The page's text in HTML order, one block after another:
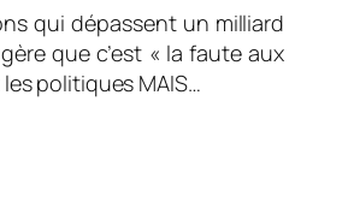
qui dépassent un milliard
que c’est « la faute aux
politiques MAIS…